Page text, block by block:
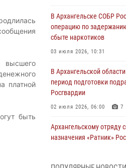
высшего
платной
быть
В Архангельске СОБР
операцию по
сбыте наркотиков
03 июля 2026, 10:31
В Архангельской
период подготовки
Росгвардии
02 июля 2026, 06:00 7
Архангельскому отряду
назначения «Ратник»